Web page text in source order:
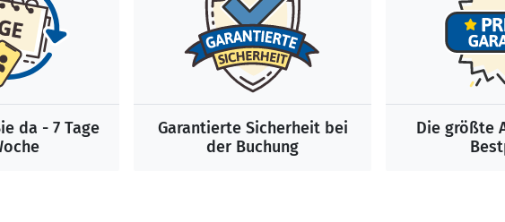
da - 7 Tage
Garantierte Sicherheit bei
der Buchung
Die größte